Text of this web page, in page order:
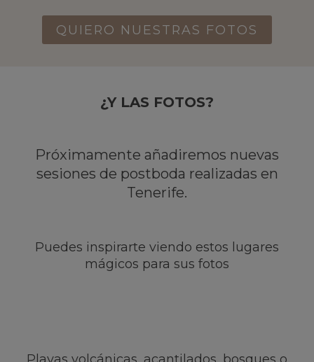
QUIERO NUESTRAS FOTOS
¿Y LAS FOTOS?
Próximamente añadiremos nuevas
sesiones de postboda realizadas en
Tenerife.
Puedes inspirarte viendo estos lugares
mágicos para sus fotos